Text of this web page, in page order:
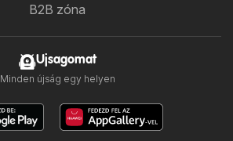
B2B zóna
Ujsagomat
Minden újság egy helyen